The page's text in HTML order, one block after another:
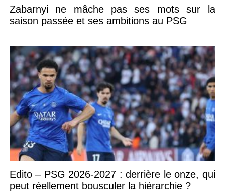
Zabarnyi ne mâche pas ses mots sur la
saison passée et ses ambitions au PSG
Edito – PSG 2026-2027 : derrière le onze, qui
peut réellement bousculer la hiérarchie ?